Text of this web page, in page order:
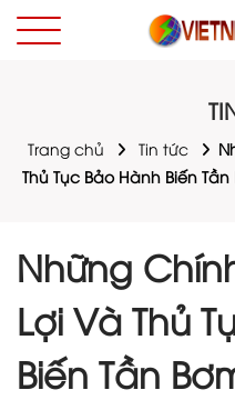
Trang chủ Tin tức
Thủ Tục Bảo Hành Biến
Những
Lợi Và Thủ
Biến Tần